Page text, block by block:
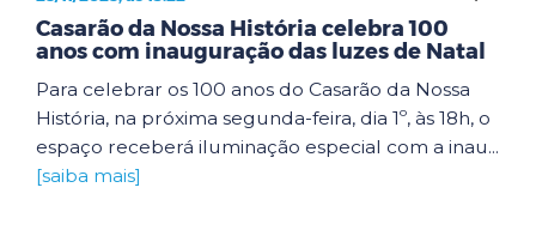
Casarão da Nossa História celebra 100
anos com inauguração das luzes de Natal
Para celebrar os 100 anos do Casarão da Nossa
História, na próxima segunda-feira, dia 1º, às 18h, o
espaço receberá iluminação especial com a inau...
[saiba mais]